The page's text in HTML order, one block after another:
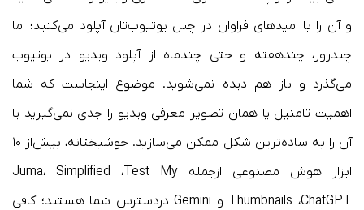
و آن را با امیدهای فراوان در چنل یوتیوب‌تان آپلود می‌کنید؛ اما
چندروز، چندهفته و حتی چندماه از آپلود ویدیو در یوتیوب
می‌گذرد و باز هم دیده نمی‌شوید. موضوع اینجاست که شما
اهمیت تامنیل یا همان تصویر معرفی ویدیو را جدی نمی‌گیرید یا
آن را به ساده‌ترین شکل ممکن می‌سازید. خوشبختانه، بیش‌از ۱۰
ابزار هوش مصنوعی ازجمله Juma، Simplified ،Test My
Thumbnails ،ChatGPT و Gemini دردسترس شما هستند؛ کافی